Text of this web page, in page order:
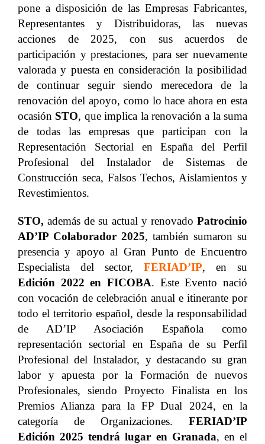
pone a disposición de las Empresas Fabricantes,
Representantes y Distribuidoras, las nuevas
acciones de 2025, con sus acuerdos de
participación y prestaciones, para ser nuevamente
valorada y puesta en consideración la posibilidad
de continuar seguir siendo merecedora de la
renovación del apoyo, como lo hace ahora en esta
ocasión STO, que implica la renovación a la suma
de todas las empresas que participan con la
Representación Sectorial en España del Perfil
Profesional del Instalador de Sistemas de
Construcción seca, Falsos Techos, Aislamientos y
Revestimientos.
STO, además de su actual y renovado Patrocinio
AD’IP Colaborador 2025, también sumaron su
presencia y apoyo al Gran Punto de Encuentro
Especialista del sector, FERIAD’IP, en su
Edición 2022 en FICOBA. Este Evento nació
con vocación de celebración anual e itinerante por
todo el territorio español, desde la responsabilidad
de AD’IP Asociación Española como
representación sectorial en España de su Perfil
Profesional del Instalador, y destacando su gran
labor y apuesta por la Formación de nuevos
Profesionales, siendo Proyecto Finalista en los
Premios Alianza para la FP Dual 2024, en la
categoría de Organizaciones. FERIAD’IP
Edición 2025 tendrá lugar en Granada, en el